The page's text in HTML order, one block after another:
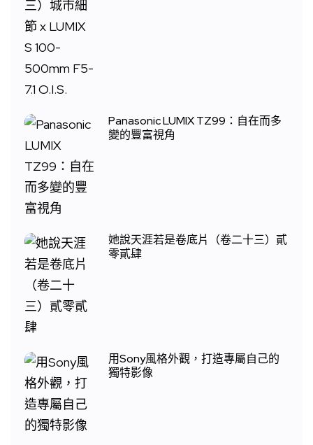
Panasonic LUMIX TZ99：自在而多
變的豐富視角
她說天涯若是卷底片（卷二十三）貳
零貳肆
用Sony風格外觀，打造專屬自己的
獨特影像